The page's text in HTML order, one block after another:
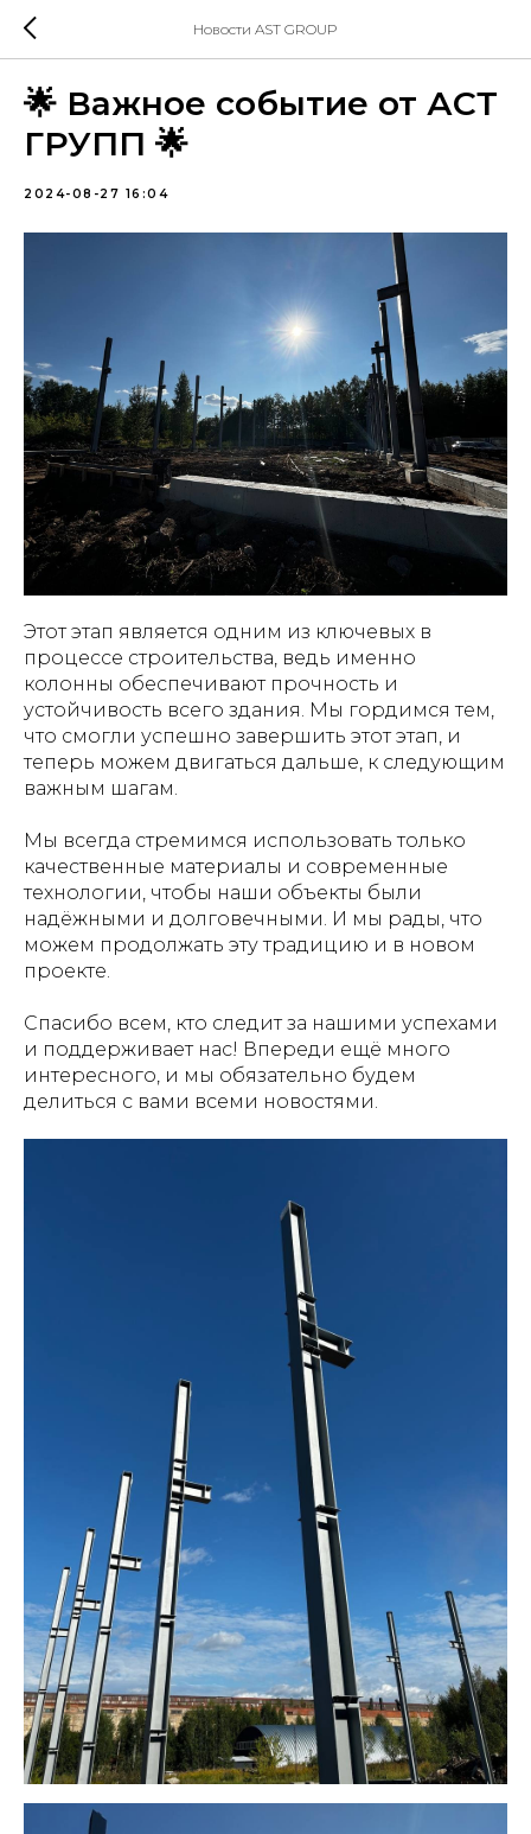
Новости AST GROUP
🌟 Важное событие от АСТ
ГРУПП 🌟
2024-08-27 16:04
Этот этап является одним из ключевых в
процессе строительства, ведь именно
колонны обеспечивают прочность и
устойчивость всего здания. Мы гордимся тем,
что смогли успешно завершить этот этап, и
теперь можем двигаться дальше, к следующим
важным шагам.
Мы всегда стремимся использовать только
качественные материалы и современные
технологии, чтобы наши объекты были
надёжными и долговечными. И мы рады, что
можем продолжать эту традицию и в новом
проекте.
Спасибо всем, кто следит за нашими успехами
и поддерживает нас! Впереди ещё много
интересного, и мы обязательно будем
делиться с вами всеми новостями.